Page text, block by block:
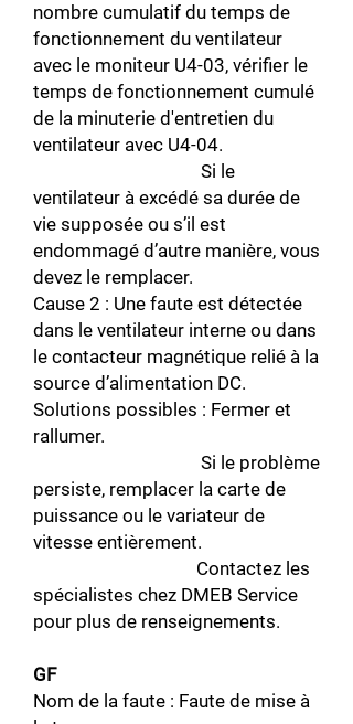
nombre cumulatif du temps de
fonctionnement du ventilateur
avec le moniteur U4-03, vérifier le
temps de fonctionnement cumulé
de la minuterie d'entretien du
ventilateur avec U4-04.
Si le
ventilateur à excédé sa durée de
vie supposée ou s’il est
endommagé d’autre manière, vous
devez le remplacer.
Cause 2 : Une faute est détectée
dans le ventilateur interne ou dans
le contacteur magnétique relié à la
source d’alimentation DC.
Solutions possibles : Fermer et
rallumer.
Si le problème
persiste, remplacer la carte de
puissance ou le variateur de
vitesse entièrement.
Contactez les
spécialistes chez DMEB Service
pour plus de renseignements.
GF
Nom de la faute : Faute de mise à